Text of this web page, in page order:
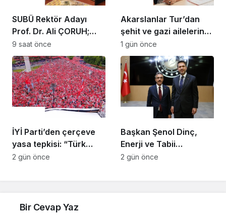
SUBÜ Rektör Adayı
Prof. Dr. Ali ÇORUH;
“Sakarya’ya değer
katan bir üniversite
inşa etmek istiyorum”
9 saat önce
Akarslanlar Tur’dan
şehit ve gazi ailelerine
anlamlı destek
1 gün önce
İYİ Parti’den çerçeve
yasa tepkisi: “Türk
milletine hesap
2 gün önce
Başkan Şenol Dinç,
Enerji ve Tabii
Kaynaklar Bakanı
2 gün önce
Bir Cevap Yaz